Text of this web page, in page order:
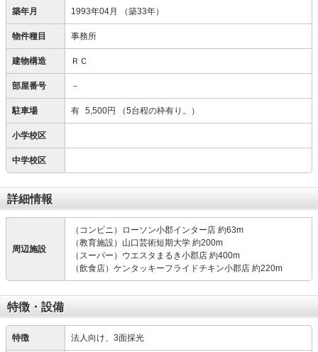
築年月 1993年04月 （築33年）
物件種目 事務所
建物構造 ＲＣ
部屋番号 －
駐車場 有 5,500円 （5台程の枠有り。）
小学校区
中学校区
詳細情報
周辺施設
（コンビニ）ローソン小郡インター店 約63m
（教育施設）山口芸術短期大学 約200m
（スーパー）ウエスタまるき小郡店 約400m
（飲食店）ケンタッキーフライドチキン小郡店 約220m
特徴・設備
特徴 法人向け、3面採光